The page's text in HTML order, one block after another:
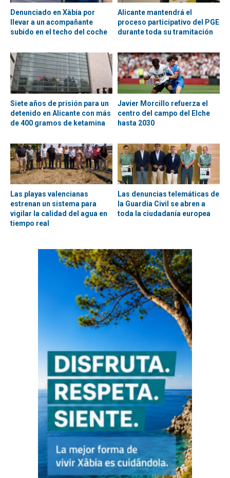
Denunciado en Xàbia por
llevar a un acompañante
subido en el techo del coche
Alicante mantendrá el
proceso participativo del PGE
durante toda su tramitación
Siete años de prisión para un
detenido en Alicante con más
de 400 gramos de ketamina
Javier Morcillo refuerza el
centro del campo del Elche
hasta 2030
Las playas valencianas
estrenan un sistema para
vigilar la calidad del agua en
tiempo real
Las denuncias telemáticas de
la Guardia Civil se abren a
toda la ciudadanía europea